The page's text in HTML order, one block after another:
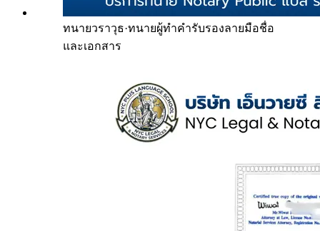
ทนายวราวุธ·ทนายผู้ทำคำรับรองลายมือชื่อ
และเอกสาร